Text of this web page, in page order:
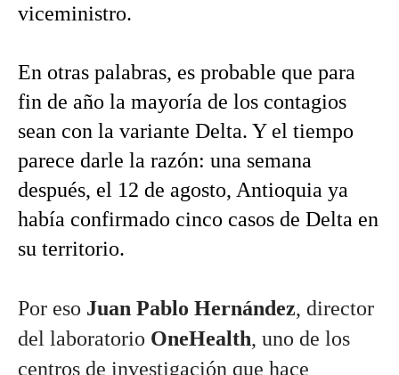
viceministro.
En otras palabras, es probable que para
fin de año la mayoría de los contagios
sean con la variante Delta. Y el tiempo
parece darle la razón: una semana
después, el 12 de agosto, Antioquia ya
había confirmado cinco casos de Delta en
su territorio.
Por eso Juan Pablo Hernández, director
del laboratorio OneHealth, uno de los
centros de investigación que hace